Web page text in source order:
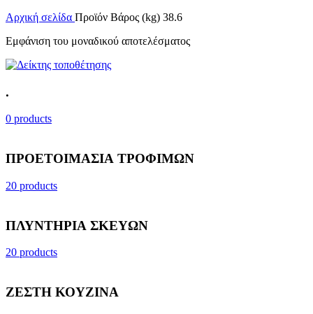
Αρχική σελίδα Προϊόν Βάρος (kg) 38.6
Εμφάνιση του μοναδικού αποτελέσματος
.
0 products
ΠΡΟΕΤΟΙΜΑΣΙΑ ΤΡΟΦΙΜΩΝ
20 products
ΠΛΥΝΤΗΡΙΑ ΣΚΕΥΩΝ
20 products
ΖΕΣΤΗ ΚΟΥΖΙΝΑ